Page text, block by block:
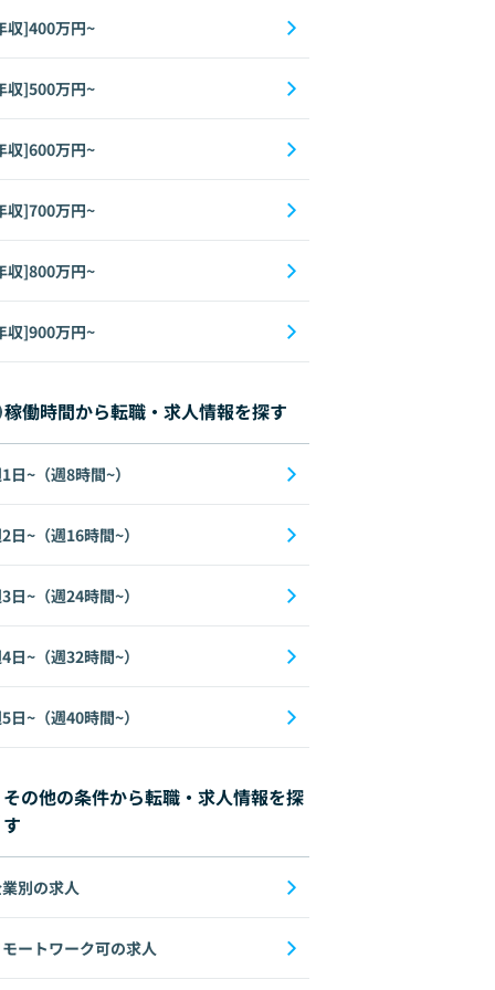
収]400万円~
収]500万円~
収]600万円~
収]700万円~
収]800万円~
収]900万円~
稼働時間から転職・求人情報を探す
日~（週8時間~）
日~（週16時間~）
日~（週24時間~）
日~（週32時間~）
日~（週40時間~）
その他の条件から転職・求人情報を探
す
別の求人
モートワーク可の求人